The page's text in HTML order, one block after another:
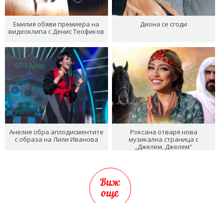
Емилия обяви премиера на
видеоклипа с Денис Теофиков
Диона се сгоди
Анелия обра аплодисментите
с образа на Лили Иванова
Роксана отваря нова
музикална страница с
„Джелем, Джелем“
Виж
още